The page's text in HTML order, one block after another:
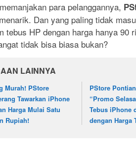
para pelanggannya,
Dan yang paling tidak
tebus HP dengan harga hanya 90
tidak bisa biasa bukan?
LAINNYA
Murah! PStore
Tawarkan iPhone
Harga Mulai Satu
Rupiah!
PStore
“Promo
Tebus iPhone
dengan Harga